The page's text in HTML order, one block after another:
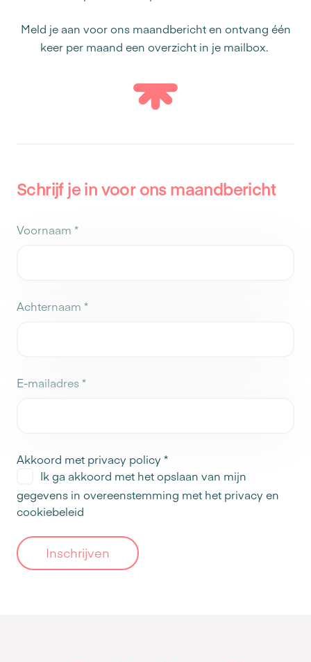
Meld je aan voor ons maandbericht en ontvang één
keer per maand een overzicht in je mailbox.
Schrijf je in voor ons maandbericht
Voornaam *
Achternaam *
E-mailadres *
Akkoord met privacy policy *
Ik ga akkoord met het opslaan van mijn
gegevens in overeenstemming met het privacy en
cookiebeleid
Inschrijven